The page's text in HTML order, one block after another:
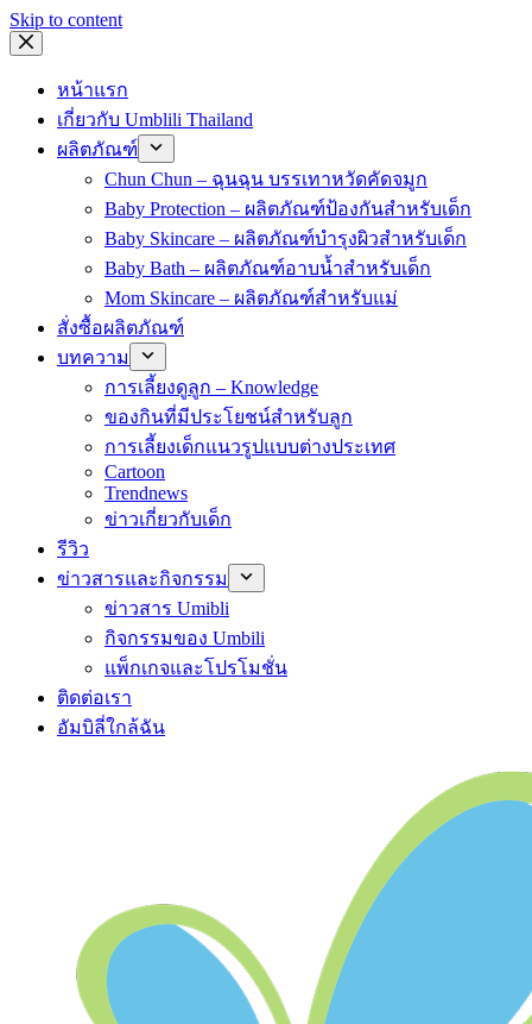
Skip to content
หน้าแรก
เกี่ยวกับ Umblili Thailand
ผลิตภัณฑ์
Chun Chun – ฉุนฉุน บรรเทาหวัดคัดจมูก
Baby Protection – ผลิตภัณฑ์ป้องกันสำหรับเด็ก
Baby Skincare – ผลิตภัณฑ์บำรุงผิวสำหรับเด็ก
Baby Bath – ผลิตภัณฑ์อาบน้ำสำหรับเด็ก
Mom Skincare – ผลิตภัณฑ์สำหรับแม่
สั่งซื้อผลิตภัณฑ์
บทความ
การเลี้ยงดูลูก – Knowledge
ของกินที่มีประโยชน์สำหรับลูก
การเลี้ยงเด็กแนวรูปแบบต่างประเทศ
Cartoon
Trendnews
ข่าวเกี่ยวกับเด็ก
รีวิว
ข่าวสารและกิจกรรม
ข่าวสาร Umibli
กิจกรรมของ Umbili
แพ็กเกจและโปรโมชั่น
ติดต่อเรา
อัมบิลี่ใกล้ฉัน